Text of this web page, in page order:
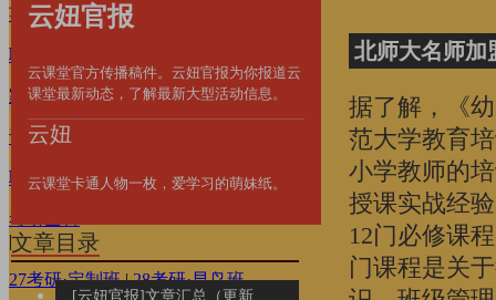
英语·留学
职场·办公
家庭·育儿
设计·摄影
职业·考证
考研全科
|
27考研·定制班 | 28考研·早鸟班
云妞官报
云课堂官方传播稿件。云妞官报为你报道云
课堂最新动态，了解最新大型活动信息。
云妞
云课堂卡通人物一枚，爱学习的萌妹纸。
文章目录
[云妞官报]文章汇总（更新
北师大名师加
据了解，《
范大学教育
小学教师的
授课实战经
12门必修课
门课程是关